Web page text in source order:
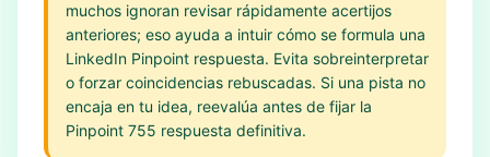
muchos ignoran revisar rápidamente acertijos
anteriores; eso ayuda a intuir cómo se formula una
LinkedIn Pinpoint respuesta. Evita sobreinterpretar
o forzar coincidencias rebuscadas. Si una pista no
encaja en tu idea, reevalúa antes de fijar la
Pinpoint 755 respuesta definitiva.